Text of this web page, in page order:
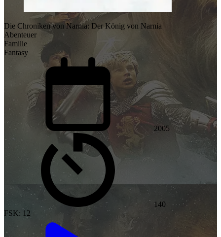
Die Chroniken von Narnia: Der König von Narnia
Abenteuer
Familie
Fantasy
2005
140
FSK: 12